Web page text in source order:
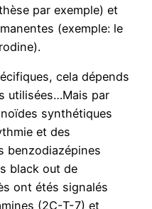
par exemple) et
(exemple: le
cela dépends
utilisées…Mais par
synthétiques
et des
benzodiazépines
black out de
ont étés signalés
(2C-T-7) et